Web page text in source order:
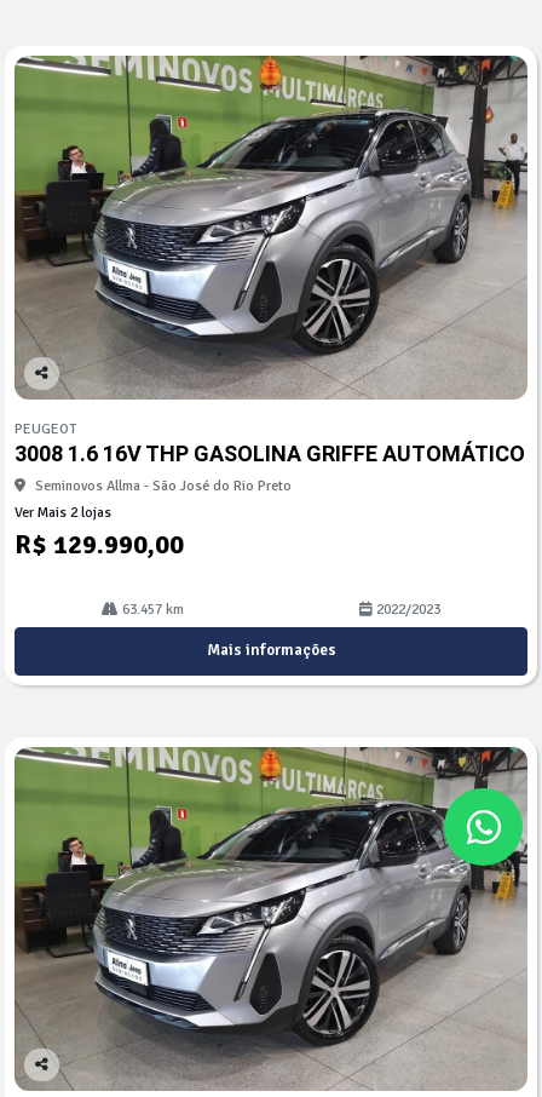
Co
arti
lhe
PEUGEOT
3008 1.6 16V THP GASOLINA GRIFFE AUTOMÁTICO
Seminovos Allma - São José do Rio Preto
Ver Mais 2 lojas
R$ 129.990,00
63.457 km 2022/2023
Mais informações
Co